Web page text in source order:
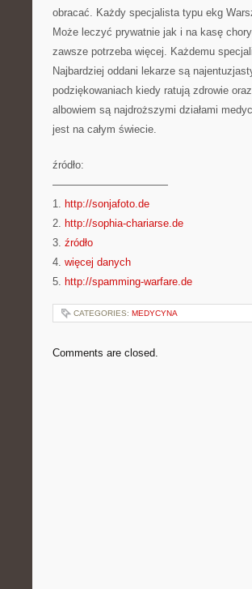
obracać. Każdy specjalista typu ekg
Może leczyć prywatnie jak i na kasę
zawsze potrzeba więcej. Każdemu
Najbardziej oddani lekarze są
podziękowaniach kiedy ratują zdrowie
albowiem są najdroższymi działami
jest na całym świecie.
źródło:
———————————
1. http://sonjafoto.de
2. http://sophia-chariarse.de
3. źródło
4. więcej danych
5. http://spamming-warfare.de
CATEGORIES: MEDYCYNA
Comments are closed.